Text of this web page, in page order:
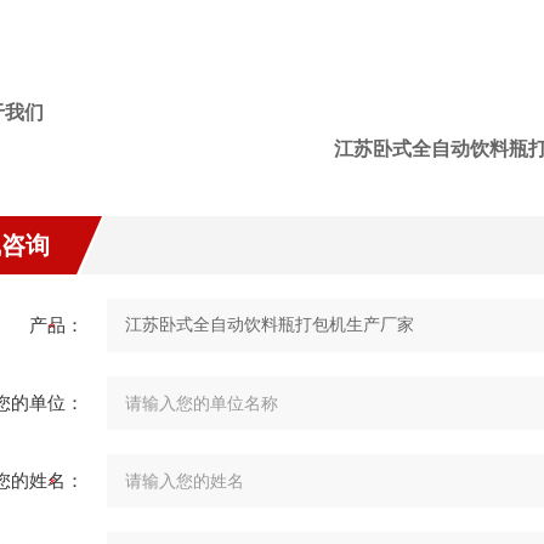
江苏卧式全自动饮料瓶
询
产品：
的单位：
的姓名：